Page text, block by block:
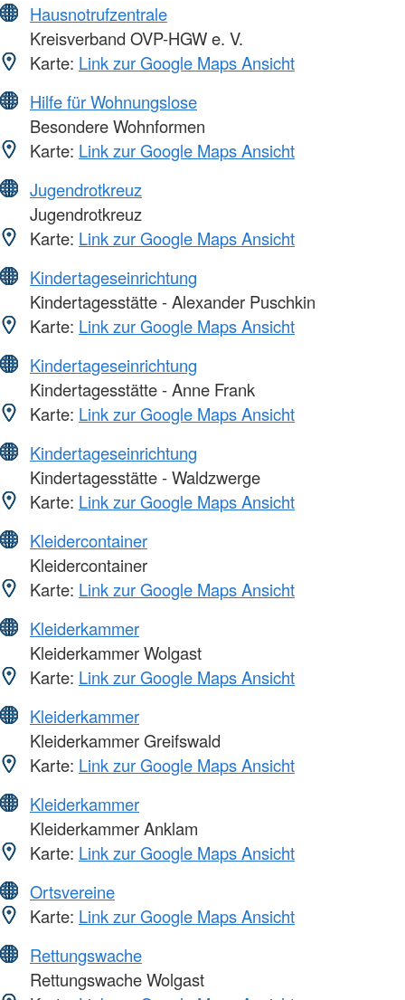
Hausnotrufzentrale
Kreisverband OVP-HGW e. V.
Karte: Link zur Google Maps Ansicht
Hilfe für Wohnungslose
Besondere Wohnformen
Karte: Link zur Google Maps Ansicht
Jugendrotkreuz
Jugendrotkreuz
Karte: Link zur Google Maps Ansicht
Kindertageseinrichtung
Kindertagesstätte - Alexander Puschkin
Karte: Link zur Google Maps Ansicht
Kindertageseinrichtung
Kindertagesstätte - Anne Frank
Karte: Link zur Google Maps Ansicht
Kindertageseinrichtung
Kindertagesstätte - Waldzwerge
Karte: Link zur Google Maps Ansicht
Kleidercontainer
Kleidercontainer
Karte: Link zur Google Maps Ansicht
Kleiderkammer
Kleiderkammer Wolgast
Karte: Link zur Google Maps Ansicht
Kleiderkammer
Kleiderkammer Greifswald
Karte: Link zur Google Maps Ansicht
Kleiderkammer
Kleiderkammer Anklam
Karte: Link zur Google Maps Ansicht
Ortsvereine
Karte: Link zur Google Maps Ansicht
Rettungswache
Rettungswache Wolgast